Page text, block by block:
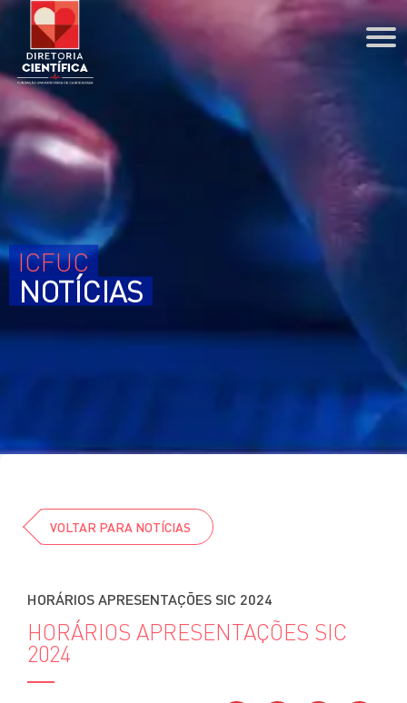
DIRETORIA CIENTÍFICA
BIBLIOTECA
ENSINO
Graduação
Eventos
ICFUC
NOTÍCIAS
VOLTAR PARA NOTÍCIAS
HORÁRIOS APRESENTAÇÕES SIC 2024
HORÁRIOS APRESENTAÇÕES SIC
2024